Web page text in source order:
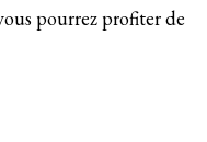
pourrez profiter de